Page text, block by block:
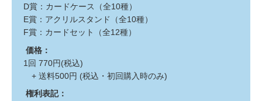
D賞：カードケース（全10種）
E賞：アクリルスタンド（全10種）
F賞：カードセット（全12種）
価格：
1回 770円(税込)
+ 送料500円 (税込・初回購入時のみ)
権利表記：